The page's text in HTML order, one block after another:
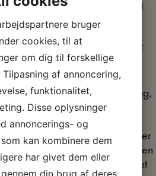
virker opdragende og
som gymnastik, sløjd og
Samtidig er tanken at
fag skal være emneopdelt
ikke så stor folkelig opbakning,
børn skal gå i
den giver bedre
Så optagelsesprøverne efter
en social sortering. Skoleloven
hvor socialdemokrater og Det
bruger
cookies, til at
om dig til forskellige
af annoncering,
funktionalitet,
Disse oplysninger
annoncerings- og
kan kombinere dem
har givet dem eller
din brug af deres